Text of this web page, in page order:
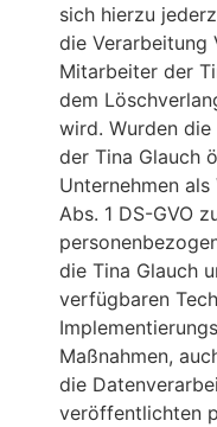
sich hierzu
die Verarbeitung
Mitarbeiter der
dem
wird. Wurden
der Tina Glauch
Unternehmen
Abs. 1 DS-GVO
die Tina Glauch
verfügbaren
Maßnahmen,
die
veröffentlichten